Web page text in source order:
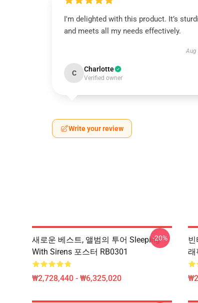
I'm delighted with this product. It’s
and meets all my needs effectively.
Aug
C Charlotte
Verified owner
Write your review
새로운 베스트, 앨범의 투어 Sleeping
With Sirens 포스터 RB0301
₩2,728,440 - ₩6,325,020
-20%
래